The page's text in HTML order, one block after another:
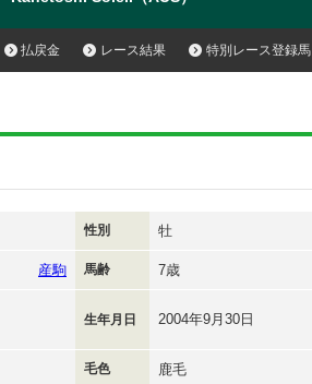
払戻金 レース結果 特別レース登録馬
性別 牡
産駒 馬齢 7歳
生年月日 2004年9月30日
毛色 鹿毛